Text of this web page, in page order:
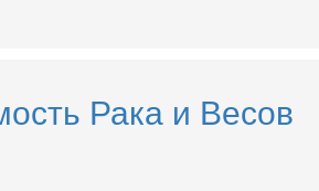
Рака и Весов